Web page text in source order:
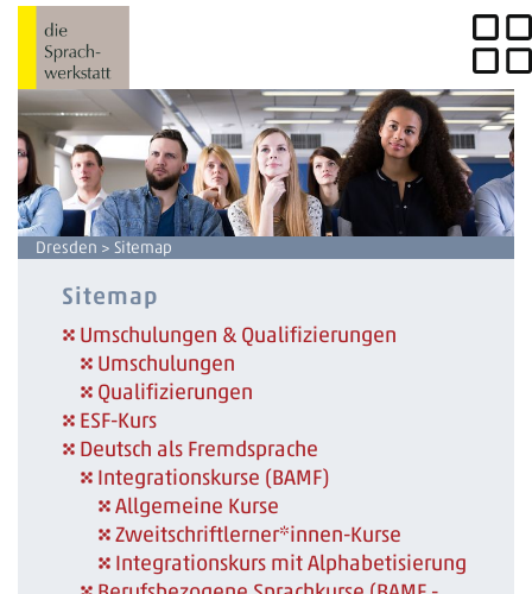
Dresden > Sitemap
Sitemap
Umschulungen & Qualifizierungen
Umschulungen
Qualifizierungen
ESF-Kurs
Deutsch als Fremdsprache
Integrationskurse (BAMF)
Allgemeine Kurse
Zweitschriftlerner*innen-Kurse
Integrationskurs mit Alphabetisierung